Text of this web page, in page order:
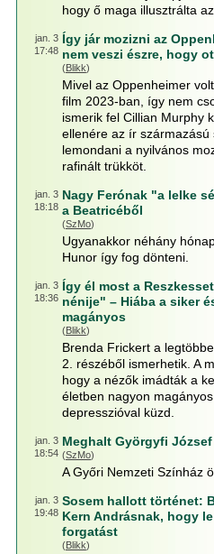
hogy ő maga illusztrálta
jan. 3
17:48
Így jár mozizni az
nem veszi észre, hogy
(Blikk)
Mivel az Oppenheimer
film 2023-ban, így nem
ismerik fel Cillian Murphy
ellenére az ír
lemondani a nyilvános
rafinált trükköt.
jan. 3
18:18
Nagy Ferónak "a lelke
a Beatricéből
(SzMo)
Ugyanakkor néhány
Hunor így fog dönteni.
jan. 3
18:36
Így él most a
nénije" – Hiába a siker
magányos
(Blikk)
Brenda Frickert a
2. részéből ismerhetik. A
hogy a nézők imádták a
életben nagyon
depresszióval küzd.
jan. 3
18:54
Meghalt Györgyfi József
(SzMo)
A Győri Nemzeti Színház
jan. 3
19:48
Sosem hallott történet:
Kern Andrásnak, hogy
forgatást
(Blikk)